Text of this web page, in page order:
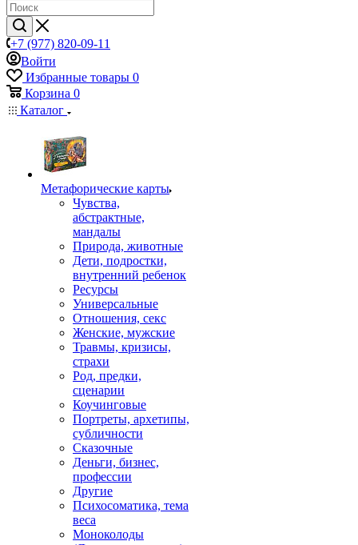
+7 (977) 820-09-11
Войти
Избранные товары 0
Корзина 0
Каталог
Mетафорические карты
Чувства,
абстрактные,
мандалы
Природа, животные
Дети, подростки,
внутренний ребенок
Ресурсы
Универсальные
Отношения, секс
Женские, мужские
Травмы, кризисы,
страхи
Род, предки,
сценарии
Коучинговые
Портреты, архетипы,
субличности
Сказочные
Деньги, бизнес,
профессии
Другие
Психосоматика, тема
веса
Моноколоды